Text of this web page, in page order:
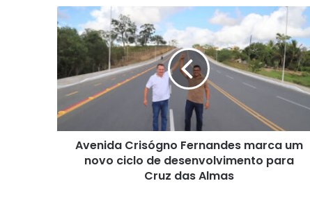
Avenida
Crisógno
Fernandes
marca
novo
ciclo
de
desenvolvimento
Avenida Crisógno Fernandes marca um
novo ciclo de desenvolvimento para
Cruz das Almas